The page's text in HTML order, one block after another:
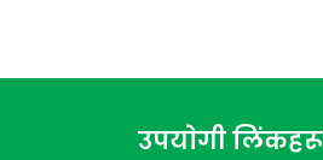
उपयाेगी लिंकहरू